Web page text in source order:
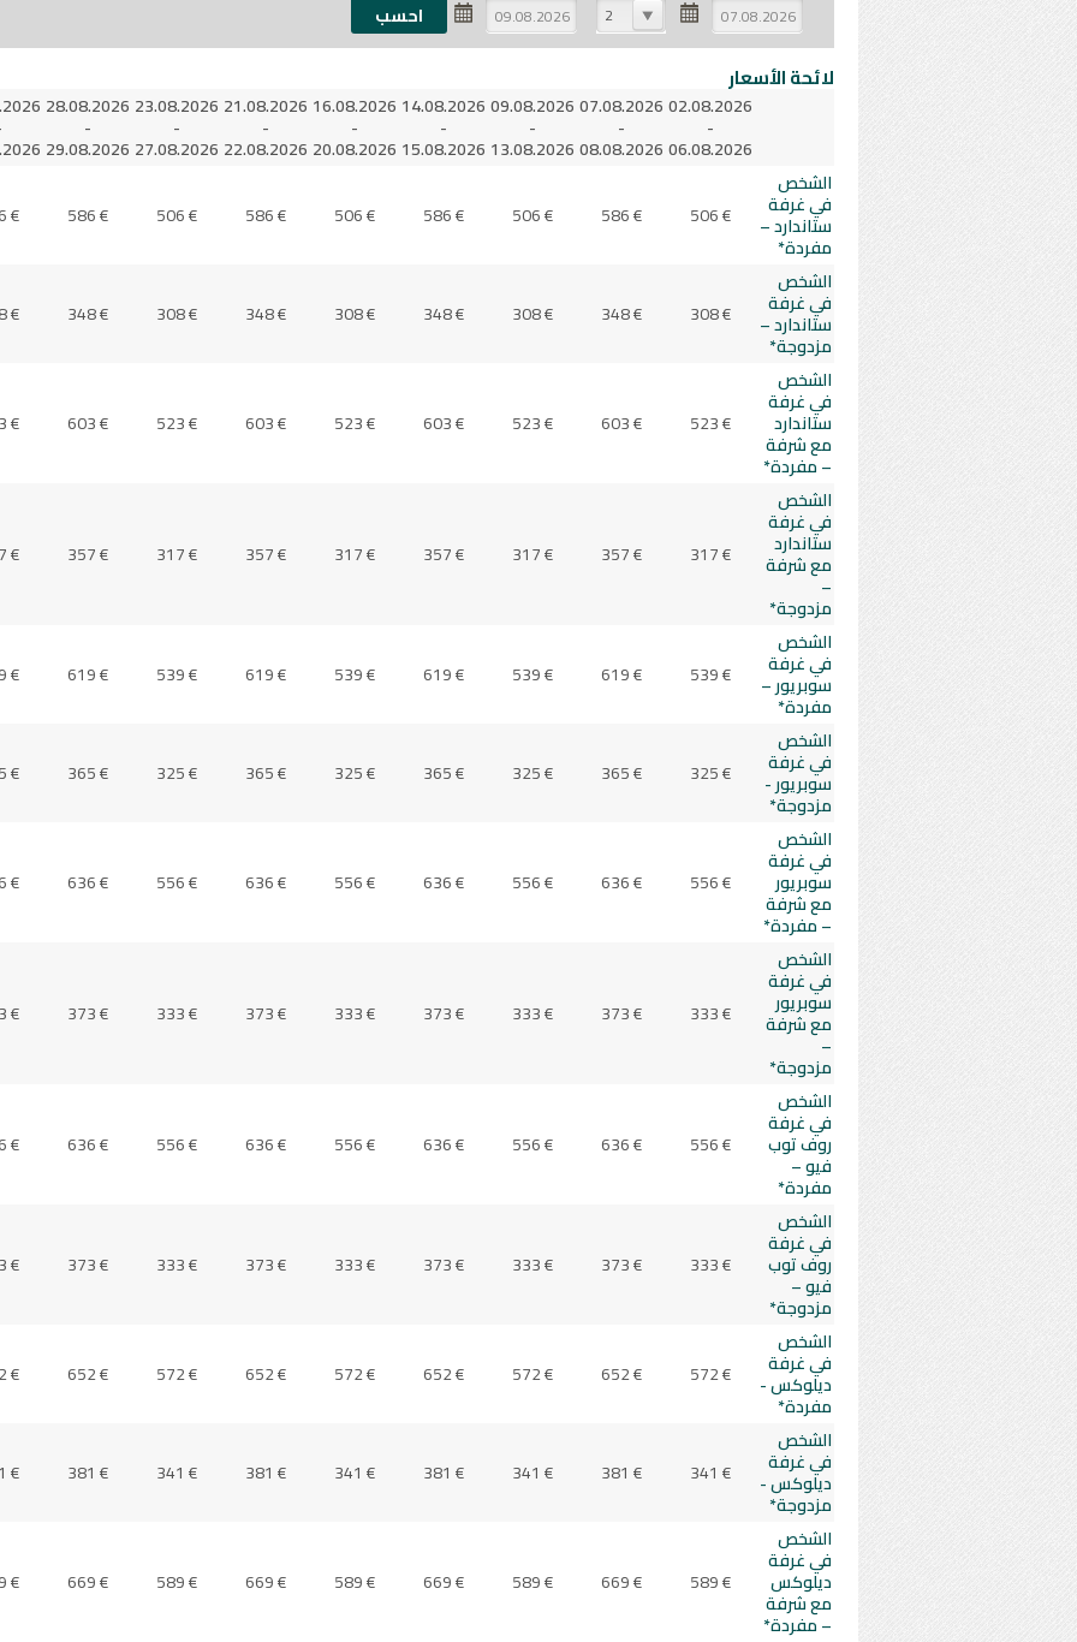
2
لائحة الأسعار
02.08.2026
-
06.08.2026
07.08.2026
-
08.08.2026
09.08.2026
-
13.08.2026
14.08.2026
-
15.08.2026
16.08.2026
-
20.08.2026
21.08.2026
-
22.08.2026
23.08.2026
-
27.08.2026
28.08.2026
-
29.08.2026
الشخص
في غرفة
ستاندارد –
مفردة*
506 €
586 €
506 €
586 €
506 €
586 €
506 €
586 €
€
الشخص
في غرفة
ستاندارد –
مزدوجة*
308 €
348 €
308 €
348 €
308 €
348 €
308 €
348 €
€
الشخص
في غرفة
ستاندارد
مع شرفة
– مفردة*
523 €
603 €
523 €
603 €
523 €
603 €
523 €
603 €
€
الشخص
في غرفة
ستاندارد
مع شرفة
–
مزدوجة*
317 €
357 €
317 €
357 €
317 €
357 €
317 €
357 €
€
الشخص
في غرفة
سوبريور –
مفردة*
539 €
619 €
539 €
619 €
539 €
619 €
539 €
619 €
€
الشخص
في غرفة
سوبريور -
مزدوجة*
325 €
365 €
325 €
365 €
325 €
365 €
325 €
365 €
€
الشخص
في غرفة
سوبريور
مع شرفة
– مفردة*
556 €
636 €
556 €
636 €
556 €
636 €
556 €
636 €
€
الشخص
في غرفة
سوبريور
مع شرفة
–
مزدوجة*
333 €
373 €
333 €
373 €
333 €
373 €
333 €
373 €
€
الشخص
في غرفة
روف توب
فيو –
مفردة*
556 €
636 €
556 €
636 €
556 €
636 €
556 €
636 €
€
الشخص
في غرفة
روف توب
فيو –
مزدوجة*
333 €
373 €
333 €
373 €
333 €
373 €
333 €
373 €
€
الشخص
في غرفة
ديلوكس -
مفردة*
572 €
652 €
572 €
652 €
572 €
652 €
572 €
652 €
€
الشخص
في غرفة
ديلوكس -
مزدوجة*
341 €
381 €
341 €
381 €
341 €
381 €
341 €
381 €
€
الشخص
في غرفة
ديلوكس
مع شرفة
– مفردة*
589 €
669 €
589 €
669 €
589 €
669 €
589 €
669 €
€